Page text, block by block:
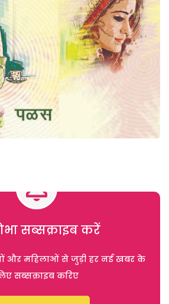
सब्सक्राइब करें
और महिलाओं से जुड़ी हर नई खबर के
सब्सक्राइब करिए